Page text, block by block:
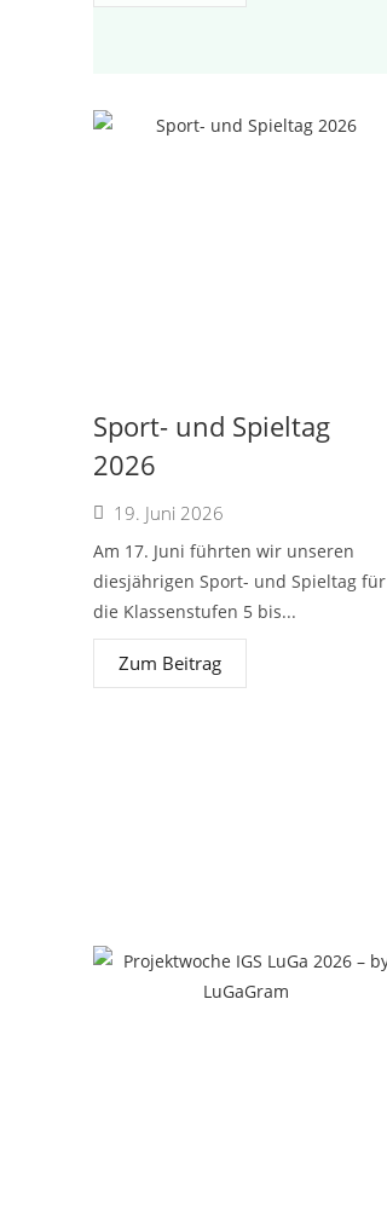
Sport- und Spieltag
2026
19. Juni 2026
Am 17. Juni führten wir unseren
diesjährigen Sport- und Spieltag für
die Klassenstufen 5 bis...
Zum Beitrag